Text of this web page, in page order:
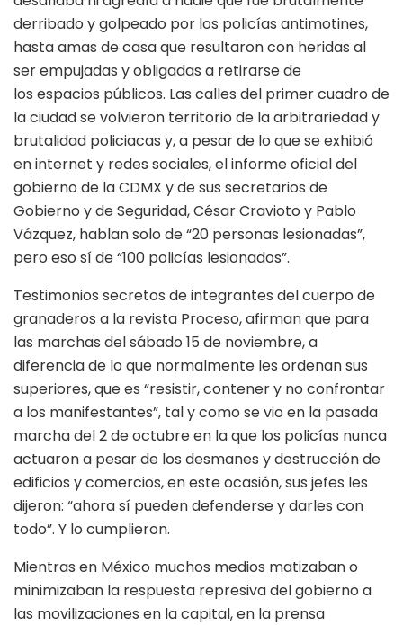
derribado y golpeado por los policías antimotines,
hasta amas de casa que resultaron con heridas al
ser empujadas y obligadas a retirarse de
los espacios públicos. Las calles del primer cuadro de
la ciudad se volvieron territorio de la arbitrariedad y
brutalidad policiacas y, a pesar de lo que se exhibió
en internet y redes sociales, el informe oficial del
gobierno de la CDMX y de sus secretarios de
Gobierno y de Seguridad, César Cravioto y Pablo
Vázquez, hablan solo de “20 personas lesionadas”,
pero eso sí de “100 policías lesionados”.
Testimonios secretos de integrantes del cuerpo de
granaderos a la revista Proceso, afirman que para
las marchas del sábado 15 de noviembre, a
diferencia de lo que normalmente les ordenan sus
superiores, que es “resistir, contener y no confrontar
a los manifestantes”, tal y como se vio en la pasada
marcha del 2 de octubre en la que los policías nunca
actuaron a pesar de los desmanes y destrucción de
edificios y comercios, en este ocasión, sus jefes les
dijeron: “ahora sí pueden defenderse y darles con
todo”. Y lo cumplieron.
Mientras en México muchos medios matizaban o
minimizaban la respuesta represiva del gobierno a
las movilizaciones en la capital, en la prensa